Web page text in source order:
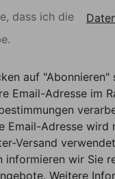
dass ich die
auf "Abonnieren"
Email-Adresse im
Email-Adresse wird
Versand
informieren wir Sie
Weitere